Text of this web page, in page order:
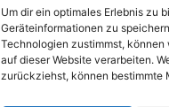
Um dir ein optimales Erlebnis zu
Geräteinformationen zu
Technologien zustimmst,
auf dieser Website verarbeiten.
zurückziehst, können bestimmte